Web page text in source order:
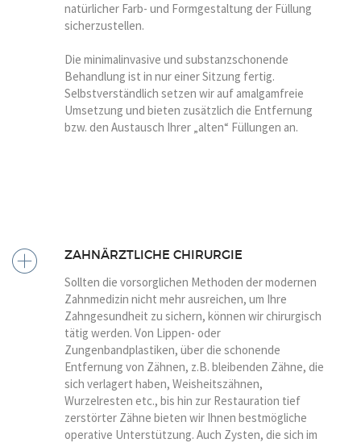
natürlicher Farb- und Formgestaltung der Füllung
sicherzustellen.
Die minimalinvasive und substanzschonende
Behandlung ist in nur einer Sitzung fertig.
Selbstverständlich setzen wir auf amalgamfreie
Umsetzung und bieten zusätzlich die Entfernung
bzw. den Austausch Ihrer „alten“ Füllungen an.
ZAHNÄRZTLICHE CHIRURGIE
Sollten die vorsorglichen Methoden der modernen
Zahnmedizin nicht mehr ausreichen, um Ihre
Zahngesundheit zu sichern, können wir chirurgisch
tätig werden. Von Lippen- oder
Zungenbandplastiken, über die schonende
Entfernung von Zähnen, z.B. bleibenden Zähne, die
sich verlagert haben, Weisheitszähnen,
Wurzelresten etc., bis hin zur Restauration tief
zerstörter Zähne bieten wir Ihnen bestmögliche
operative Unterstützung. Auch Zysten, die sich im